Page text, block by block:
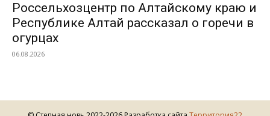
Россельхозцентр по Алтайскому краю и
Республике Алтай рассказал о горечи в
огурцах
06.08.2026